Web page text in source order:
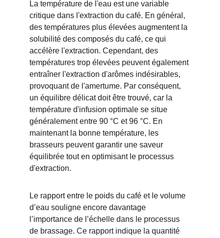
La température de l'eau est une variable
critique dans l'extraction du café. En général,
des températures plus élevées augmentent la
solubilité des composés du café, ce qui
accélère l'extraction. Cependant, des
températures trop élevées peuvent également
entraîner l'extraction d'arômes indésirables,
provoquant de l'amertume. Par conséquent,
un équilibre délicat doit être trouvé, car la
température d'infusion optimale se situe
généralement entre 90 °C et 96 °C. En
maintenant la bonne température, les
brasseurs peuvent garantir une saveur
équilibrée tout en optimisant le processus
d'extraction.
Le rapport entre le poids du café et le volume
d’eau souligne encore davantage
l’importance de l’échelle dans le processus
de brassage. Ce rapport indique la quantité